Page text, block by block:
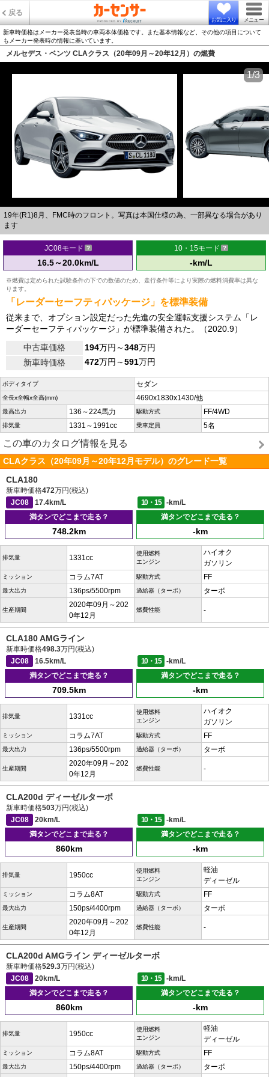
戻る
お気に入り メニュー
新車時価格はメーカー発表当時の車両本体価格です。また基本情報など、その他の項目について
もメーカー発表時の情報に基いています。
メルセデス・ベンツ CLAクラス（20年09月～20年12月）の燃費
19年(R1)8月、FMC時のフロント。写真は本国仕様の為、一部異なる場合があり
ます
1/3
JC08モード
16.5～20.0km/L
10・15モード
-km/L
※燃費は定められた試験条件の下での数値のため、走行条件等により実際の燃料消費率は異な
ります。
「レーダーセーフティパッケージ」を標準装備
従来まで、オプション設定だった先進の安全運転支援システム「レ
ーダーセーフティパッケージ」が標準装備された。（2020.9）
中古車価格
194万円～348万円
新車時価格
472万円～591万円
ボディタイプ セダン
全長x全幅x全高(mm) 4690x1830x1430/他
最高出力 136～224馬力 駆動方式 FF/4WD
排気量 1331～1991cc 乗車定員 5名
この車のカタログ情報を見る
CLAクラス（20年09月～20年12月モデル）のグレード一覧
CLA180
新車時価格472万円(税込)
JC08
17.4km/L 10・15
-km/L
満タンでどこまで走る？
748.2km
満タンでどこまで走る？
-km
排気量 1331cc
使用燃料
エンジン
ハイオク
ガソリン
ミッション コラム7AT 駆動方式 FF
最大出力 136ps/5500rpm 過給器（ターボ） ターボ
生産期間
2020年09月～202
0年12月
燃費性能 -
CLA180 AMGライン
新車時価格498.3万円(税込)
JC08
16.5km/L 10・15
-km/L
満タンでどこまで走る？
709.5km
満タンでどこまで走る？
-km
排気量 1331cc
使用燃料
エンジン
ハイオク
ガソリン
ミッション コラム7AT 駆動方式 FF
最大出力 136ps/5500rpm 過給器（ターボ） ターボ
生産期間
2020年09月～202
0年12月
燃費性能 -
CLA200d ディーゼルターボ
新車時価格503万円(税込)
JC08
20km/L 10・15
-km/L
満タンでどこまで走る？
860km
満タンでどこまで走る？
-km
排気量 1950cc
使用燃料
エンジン
軽油
ディーゼル
ミッション コラム8AT 駆動方式 FF
最大出力 150ps/4400rpm 過給器（ターボ） ターボ
生産期間
2020年09月～202
0年12月
燃費性能 -
CLA200d AMGライン ディーゼルターボ
新車時価格529.3万円(税込)
JC08
20km/L 10・15
-km/L
満タンでどこまで走る？
860km
満タンでどこまで走る？
-km
排気量 1950cc
使用燃料
エンジン
軽油
ディーゼル
ミッション コラム8AT 駆動方式 FF
最大出力 150ps/4400rpm 過給器（ターボ）
ターボ